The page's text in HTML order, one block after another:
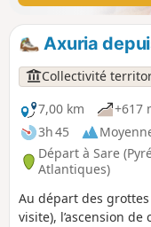
Axuria
Collectivité
7,00 km
+617
3h 45
Départ à Sare
Atlantiques)
Au départ des
visite), l’ascension